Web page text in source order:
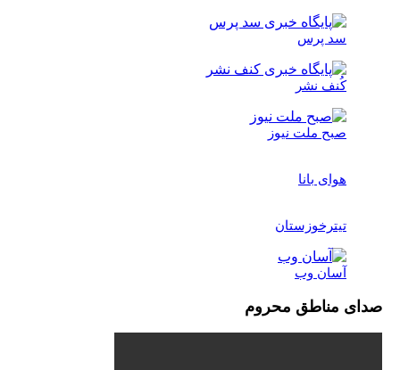
ملت نیوز
محروم